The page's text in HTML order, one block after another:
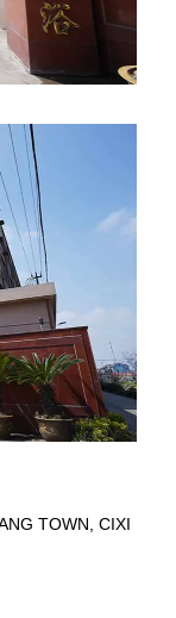
TOWN, CIXI